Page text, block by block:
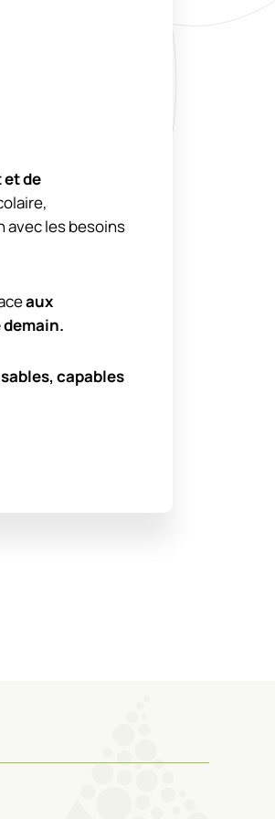
et de
avec les besoins
aux
capables